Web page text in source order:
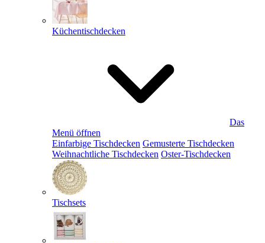
Küchentischdecken
Das
Menü öffnen
Einfarbige Tischdecken Gemusterte Tischdecken
Weihnachtliche Tischdecken Oster-Tischdecken
Tischsets